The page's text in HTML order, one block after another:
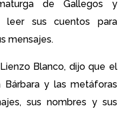
de Gallegos y
leer sus cuentos para
mensajes.
Blanco, dijo que el
y las metáforas
sus nombres y sus